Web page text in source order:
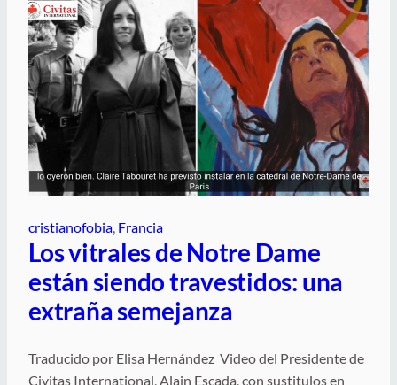
cristianofobia, Francia
Los vitrales de Notre Dame
están siendo travestidos: una
extraña semejanza
Traducido por Elisa Hernández Video del Presidente de
Civitas International, Alain Escada, con sustitulos en